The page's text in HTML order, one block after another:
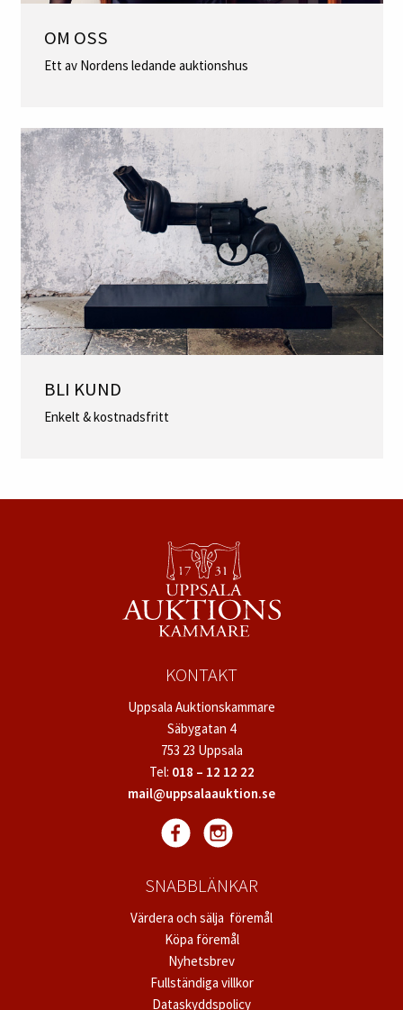
OM OSS
Ett av Nordens ledande auktionshus
BLI KUND
Enkelt & kostnadsfritt
KONTAKT
Uppsala Auktionskammare
Säbygatan 4
753 23 Uppsala
Tel: 018 – 12 12 22
mail@uppsalaauktion.se
SNABBLÄNKAR
Värdera och sälja föremål
Köpa föremål
Nyhetsbrev
Fullständiga villkor
Dataskyddspolicy